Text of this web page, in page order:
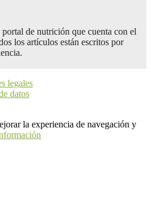
de nutrición que cuenta con el
los artículos están escritos por
legales
datos
la experiencia de navegación y